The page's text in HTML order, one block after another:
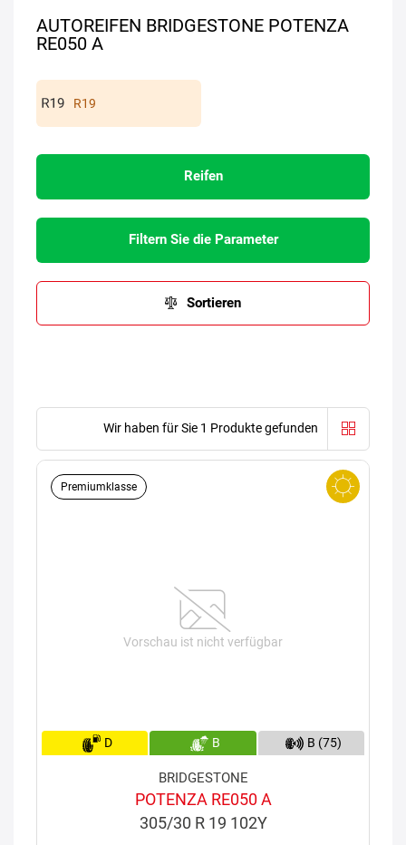
AUTOREIFEN BRIDGESTONE POTENZA
RE050 A
R19
Reifen
Filtern Sie die Parameter
Sortieren
Wir haben für Sie 1 Produkte gefunden
Vorschau ist nicht verfügbar
Premiumklasse
D B B (75)
BRIDGESTONE
POTENZA RE050 A
305/30 R 19 102Y